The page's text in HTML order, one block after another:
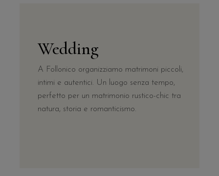
Wedding
A Follonico organizziamo matrimoni piccoli,
intimi e autentici. Un luogo senza tempo,
perfetto per un matrimonio rustico-chic tra
natura, storia e romanticismo.